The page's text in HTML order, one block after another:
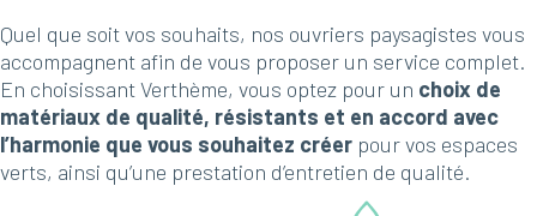
Quel que soit vos souhaits, nos ouvriers paysagistes vous
accompagnent afin de vous proposer un service complet.
En choisissant Verthème, vous optez pour un choix de
matériaux de qualité, résistants et en accord avec
l’harmonie que vous souhaitez créer pour vos espaces
verts, ainsi qu’une prestation d’entretien de qualité.